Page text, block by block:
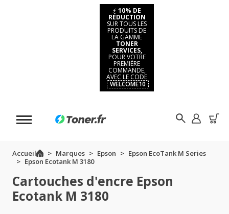
⚡ 10% DE
RÉDUCTION
SUR TOUS LES
PRODUITS DE
LA GAMME
TONER
SERVICES,
POUR VOTRE
PREMIÈRE
COMMANDE,
AVEC LE CODE
WELCOME10
Accueil Marques Epson
Epson EcoTank M Series
Epson Ecotank M 3180
Cartouches d'encre Epson
Ecotank M 3180